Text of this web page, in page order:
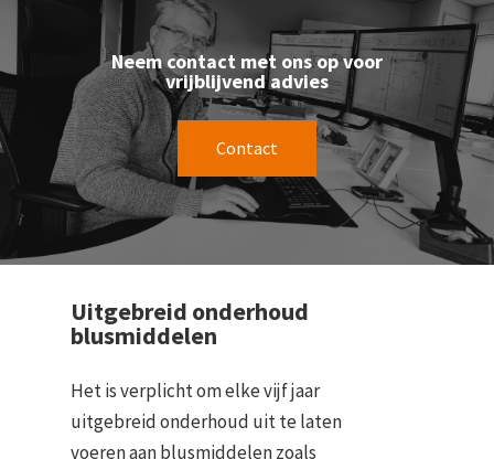
Neem contact met ons op voor
vrijblijvend advies
Contact
Uitgebreid onderhoud
blusmiddelen
Het is verplicht om elke vijf jaar
uitgebreid onderhoud uit te laten
voeren aan blusmiddelen zoals